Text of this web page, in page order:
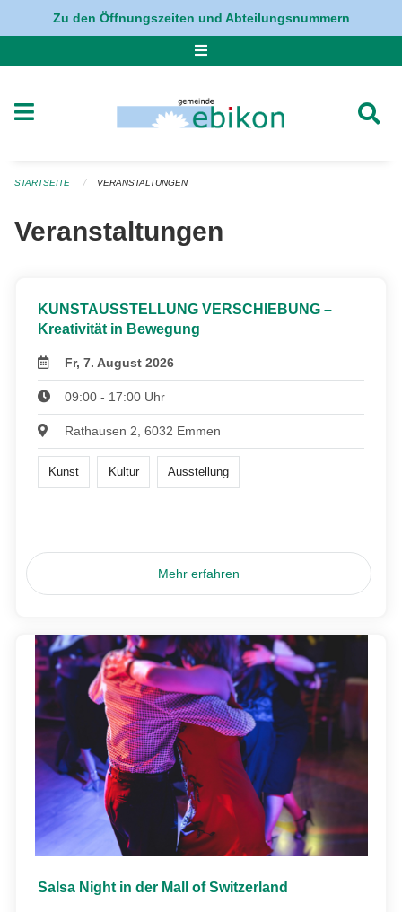
Navigation überspringen
Zu den Öffnungszeiten und Abteilungsnummern
STARTSEITE VERANSTALTUNGEN
Veranstaltungen
KUNSTAUSSTELLUNG VERSCHIEBUNG –
Kreativität in Bewegung
Fr, 7. August 2026
09:00 - 17:00 Uhr
Rathausen 2, 6032 Emmen
Kunst Kultur Ausstellung
Mehr erfahren
Salsa Night in der Mall of Switzerland